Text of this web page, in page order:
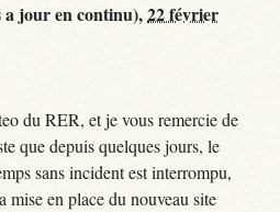
a jour en continu),22 février
du RER, et je vous remercie de
que depuis quelques jours, le
sans incident est interrompu,
mise en place du nouveau site